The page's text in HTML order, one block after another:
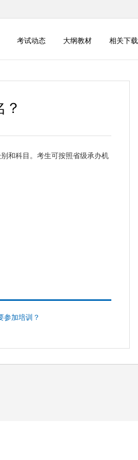
考试动态 大纲教材 相关下载
和科目。考生可按照省级承办机
参加培训？